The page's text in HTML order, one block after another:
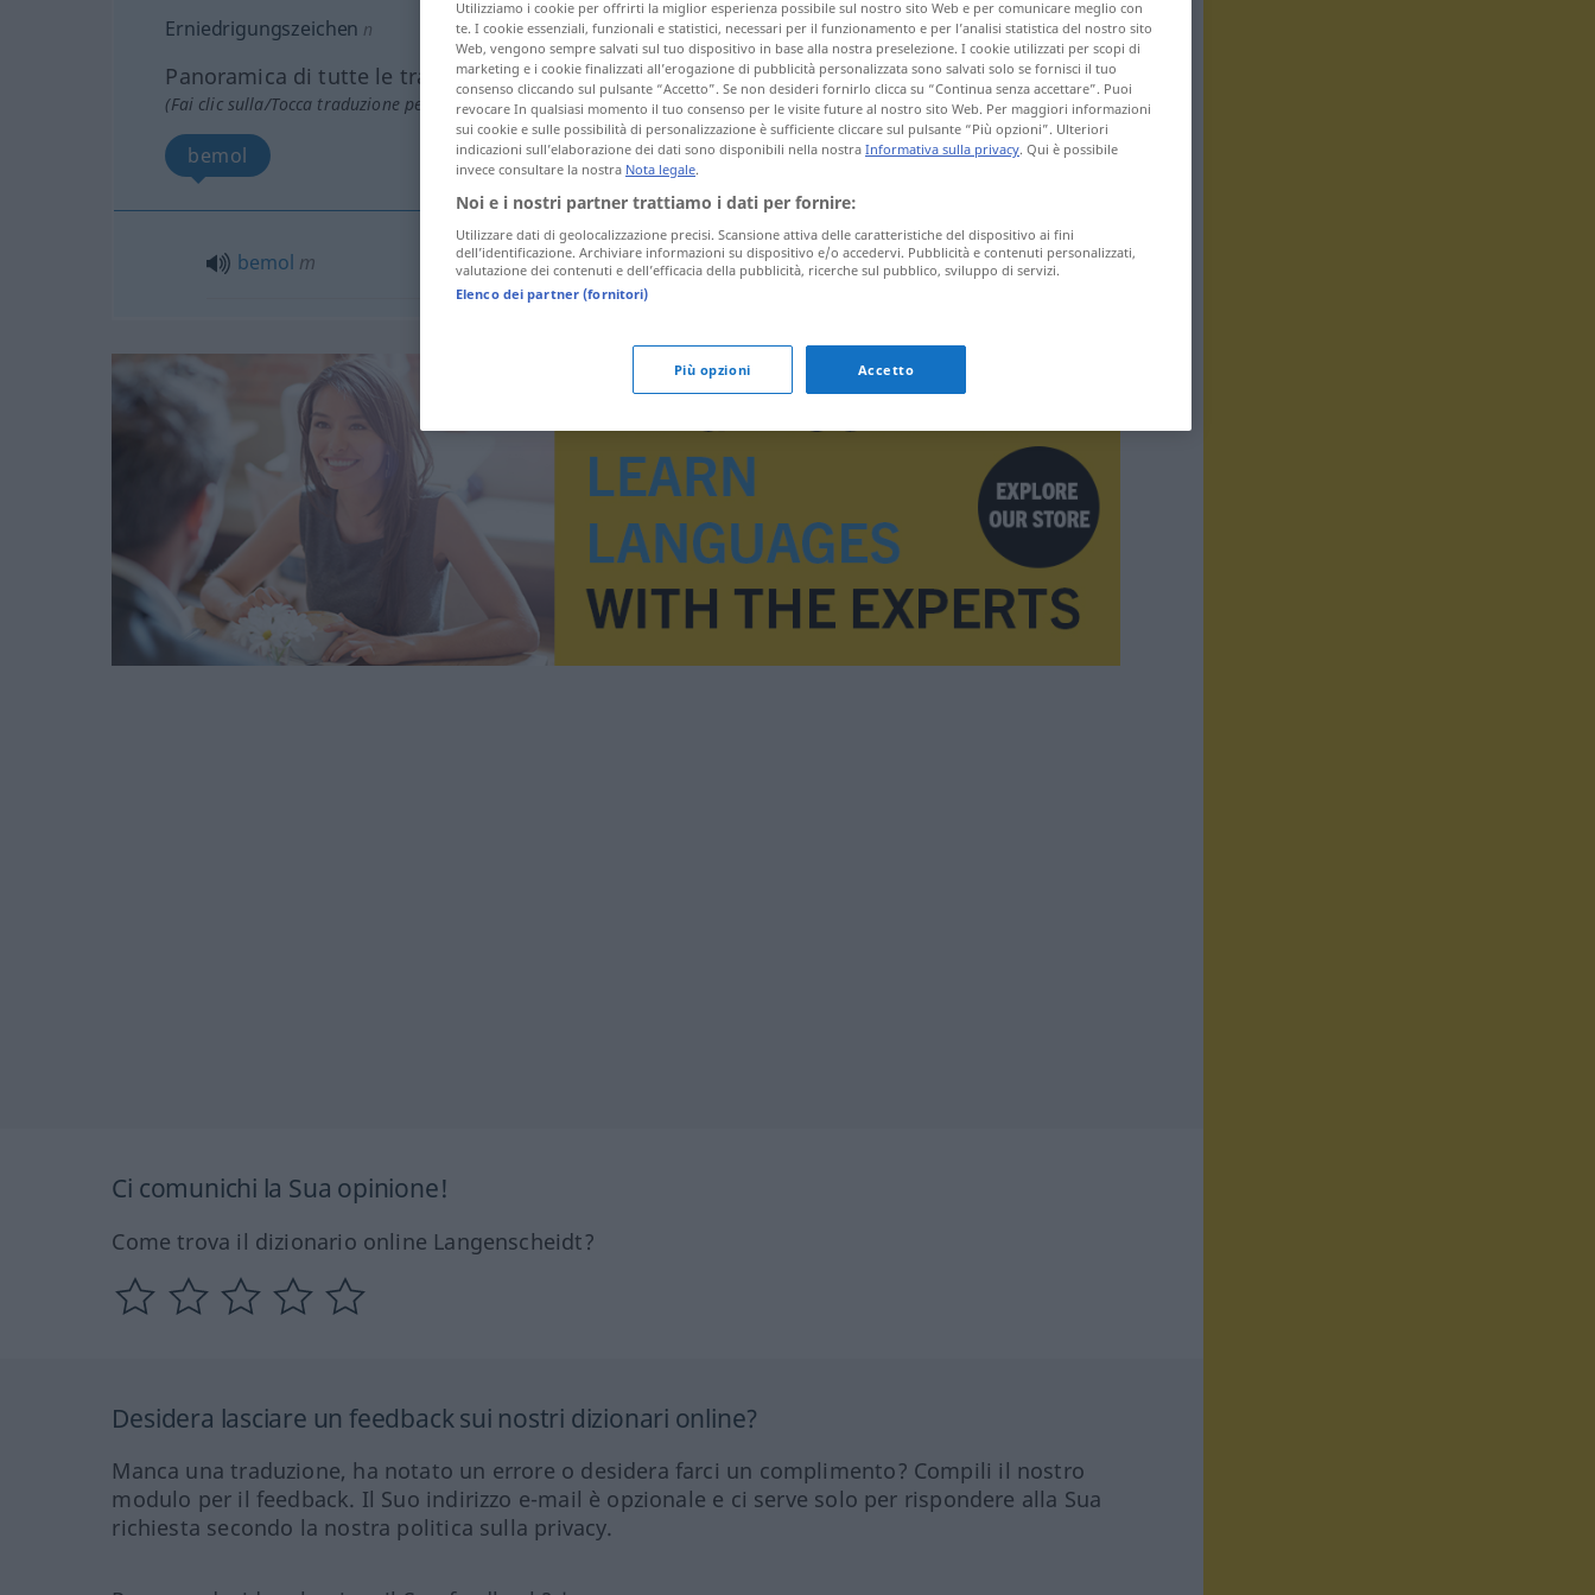
Erniedrigungszeichen n
Panoramica di tutte le traduzion
(Fai clic sulla/Tocca traduzione per maggiori dettagli)
bemol
bemol m Erniedrigungszeichen MUS
Ci comunichi la Sua opinione!
Come trova il dizionario online Langenscheidt?
Desidera lasciare un feedback sui nostri dizionari online?
Manca una traduzione, ha notato un errore o desidera farci un complimento? Compili il nostro
modulo per il feedback. Il Suo indirizzo e-mail è opzionale e ci serve solo per rispondere alla Sua
richiesta secondo la nostra politica sulla privacy.
Utilizziamo i cookie per offrirti la miglior esperienza possibile sul nostro sito Web e per comunicare meglio con
te. I cookie essenziali, funzionali e statistici, necessari per il funzionamento e per l’analisi statistica del nostro sito
Web, vengono sempre salvati sul tuo dispositivo in base alla nostra preselezione. I cookie utilizzati per scopi di
marketing e i cookie finalizzati all’erogazione di pubblicità personalizzata sono salvati solo se fornisci il tuo
consenso cliccando sul pulsante “Accetto”. Se non desideri fornirlo clicca su “Continua senza accettare”. Puoi
revocare In qualsiasi momento il tuo consenso per le visite future al nostro sito Web. Per maggiori informazioni
sui cookie e sulle possibilità di personalizzazione è sufficiente cliccare sul pulsante “Più opzioni”. Ulteriori
indicazioni sull’elaborazione dei dati sono disponibili nella nostra Informativa sulla privacy. Qui è possibile
invece consultare la nostra Nota legale.
Noi e i nostri partner trattiamo i dati per fornire:
Utilizzare dati di geolocalizzazione precisi. Scansione attiva delle caratteristiche del dispositivo ai fini
dell’identificazione. Archiviare informazioni su dispositivo e/o accedervi. Pubblicità e contenuti personalizzati,
valutazione dei contenuti e dell’efficacia della pubblicità, ricerche sul pubblico, sviluppo di servizi.
Elenco dei partner (fornitori)
Più opzioni Accetto